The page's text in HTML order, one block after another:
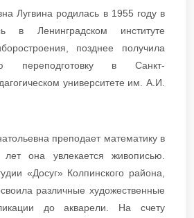
Лугвина родилась в 1955 году в
в Ленинградском институте
позднее получила
переподготовку в Санкт-
университете им. А.И.
преподает математику в
она увлекается живописью.
«Досуг» Колпинского района,
различные художественные
до акварели. На счету